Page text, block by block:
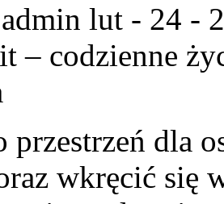
lut - 24 -
– codzienne
przestrzeń dla
wkręcić się